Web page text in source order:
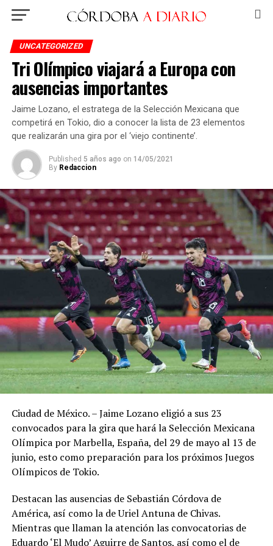
UNCATEGORIZED
Tri Olímpico viajará a Europa con
ausencias importantes
Jaime Lozano, el estratega de la Selección Mexicana que
competirá en Tokio, dio a conocer la lista de 23 elementos
que realizarán una gira por el ‘viejo continente’.
Published 5 años ago on 14/05/2021
By Redaccion
Ciudad de México. – Jaime Lozano eligió a sus 23
convocados para la gira que hará la Selección Mexicana
Olímpica por Marbella, España, del 29 de mayo al 13 de
junio, esto como preparación para los próximos Juegos
Olímpicos de Tokio.
Destacan las ausencias de Sebastián Córdova de
América, así como la de Uriel Antuna de Chivas.
Mientras que llaman la atención las convocatorias de
Eduardo ‘El Mudo’ Aguirre de Santos, así como el de